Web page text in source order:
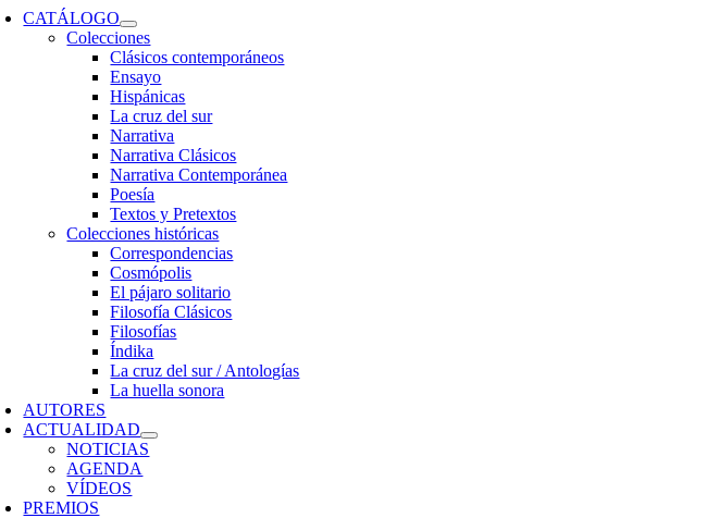
CATÁLOGO
Colecciones
Clásicos contemporáneos
Ensayo
Hispánicas
La cruz del sur
Narrativa
Narrativa Clásicos
Narrativa Contemporánea
Poesía
Textos y Pretextos
Colecciones históricas
Correspondencias
Cosmópolis
El pájaro solitario
Filosofía Clásicos
Filosofías
Índika
La cruz del sur / Antologías
La huella sonora
AUTORES
ACTUALIDAD
NOTICIAS
AGENDA
VÍDEOS
PREMIOS